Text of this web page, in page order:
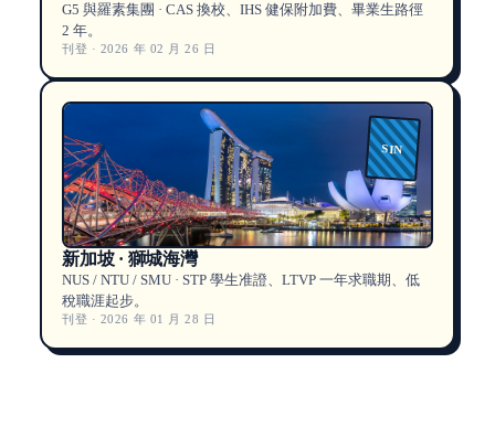
G5 與羅素集團 · CAS 換校、IHS 健保附加費、畢業生路徑
2 年。
刊登 · 2026 年 02 月 26 日
SIN
新加坡 · 獅城海灣
NUS / NTU / SMU · STP 學生准證、LTVP 一年求職期、低
稅職涯起步。
刊登 · 2026 年 01 月 28 日